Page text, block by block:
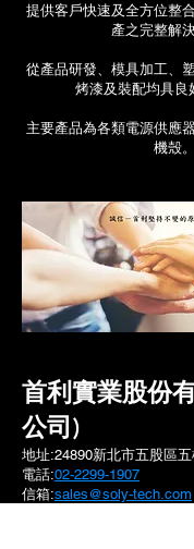
提供客戶快速及全方位整
產之完整解決
從產品研發、模具加工、
烤漆及裝配均具良
主要產品為各類電源供應
機殼。
首利實業股份
公司)
地址:24890新北市五股區
電話:02-2299-1907
信箱:sales@soly-tech.com